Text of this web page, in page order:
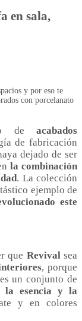
en sala,
y por eso te
con porcelanato
de acabados
de fabricación
dejado de ser
la combinación
. La colección
ejemplo de
este
que Revival sea
, porque
un conjunto de
la esencia y la
y en colores